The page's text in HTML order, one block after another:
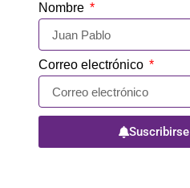
Nombre
Correo electrónico
Suscribirse